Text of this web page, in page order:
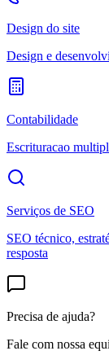
Design do site
Design e
Contabilidade
Escrituracao
Serviços de SEO
SEO técnico,
resposta
Precisa de ajuda?
Fale com nossa